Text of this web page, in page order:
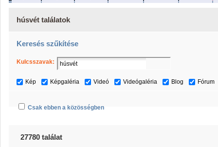
húsvét találatok
Keresés szűkítése
Kulcsszavak:
Kép Képgaléria Videó Videógaléria Blog Fórum
Csak ebben a közösségben
27780 találat